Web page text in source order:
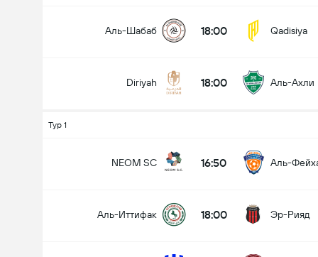
Аль-Шабаб 18:00 Qadisiya
Diriyah 18:00 Аль-Ахли
Тур 1
NEOM SC 16:50 Аль-
Аль-Иттифак 18:00 Эр-Рияд